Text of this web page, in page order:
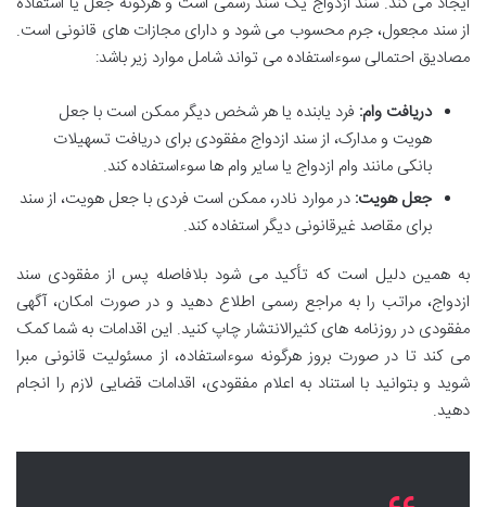
از سند مجعول، جرم محسوب می شود و دارای مجازات های قانونی است.
مصادیق احتمالی سوءاستفاده می تواند شامل موارد زیر باشد:
دریافت وام: فرد یابنده یا هر شخص دیگر ممکن است با جعل
هویت و مدارک، از سند ازدواج مفقودی برای دریافت تسهیلات
بانکی مانند وام ازدواج یا سایر وام ها سوءاستفاده کند.
جعل هویت: در موارد نادر، ممکن است فردی با جعل هویت، از سند
برای مقاصد غیرقانونی دیگر استفاده کند.
به همین دلیل است که تأکید می شود بلافاصله پس از مفقودی سند
ازدواج، مراتب را به مراجع رسمی اطلاع دهید و در صورت امکان، آگهی
مفقودی در روزنامه های کثیرالانتشار چاپ کنید. این اقدامات به شما کمک
می کند تا در صورت بروز هرگونه سوءاستفاده، از مسئولیت قانونی مبرا
شوید و بتوانید با استناد به اعلام مفقودی، اقدامات قضایی لازم را انجام
دهید.